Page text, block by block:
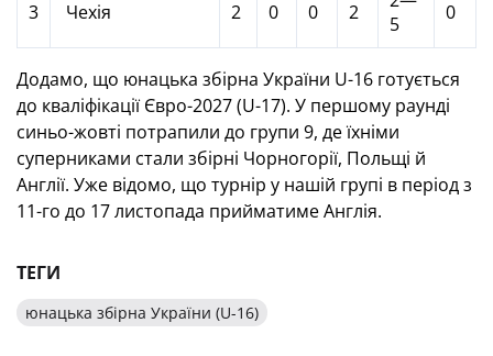
3 Чехія 2 0 0 2
5
0
Додамо, що юнацька збірна України U-16 готується
до кваліфікації Євро-2027 (U-17). У першому раунді
синьо-жовті потрапили до групи 9, де їхніми
суперниками стали збірні Чорногорії, Польщі й
Англії. Уже відомо, що турнір у нашій групі в період з
11-го до 17 листопада прийматиме Англія.
ТЕГИ
юнацька збірна України (U-16)